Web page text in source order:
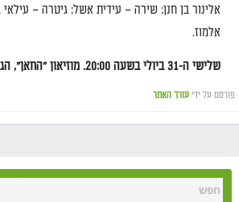
אלינור בן חנן;שירה– עידית אשל;גיטרה–
אלמוז.
שלישי ה-31 ביולי בשעה20:00. מוזיאון"החאן",
פורסם על ידי עורך האתר